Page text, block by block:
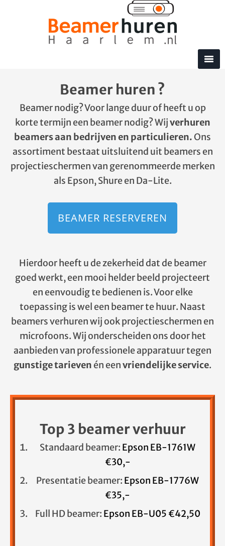
Beamer huren ?
Beamer nodig? Voor lange duur of heeft u op
korte termijn een beamer nodig? Wijverhuren
beamers aan bedrijven en particulieren. Ons
assortiment bestaat uitsluitend uit beamers en
projectieschermen van gerenommeerde merken
als Epson, Shure en Da-Lite.
BEAMER RESERVEREN
Hierdoor heeft u de zekerheid dat de beamer
goed werkt, een mooi helder beeld projecteert
en eenvoudig te bedienen is. Voor elke
toepassing is wel een beamer te huur. Naast
beamers verhuren wij ook projectieschermen en
microfoons. Wij onderscheiden ons door het
aanbieden van professionele apparatuur tegen
gunstige tarieven én eenvriendelijke service.
Top 3 beamer verhuur
Standaard beamer: Epson EB-1761W
€30,-
Presentatie beamer: Epson EB-1776W
€35,-
Full HD beamer: Epson EB-U05 €42,50